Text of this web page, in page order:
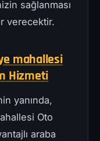
sağlanması
verecektir.
mahallesi
Hizmeti
yanında,
Oto
araba